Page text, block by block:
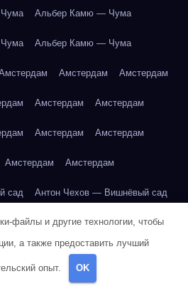
Альбер Камю — Чума
Альбер Камю — Чума
Амстердам Амстердам
Амстердам Амстердам
Амстердам Амстердам
Амстердам Амстердам
сад Антон Чехов — Вишнёвый сад
сад Антон Чехов — Вишнёвый сад
Антон Чехов — Вишнёвый сад
Антон Чехов — Вишнёвый сад
файлы и другие технологии, чтобы
а также предоставить лучший
опыт. OK